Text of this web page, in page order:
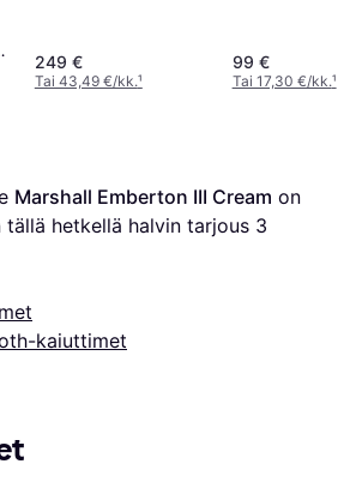
249 €
Tai 43,49 €/kk.¹
99 €
Tai 17,30 €/kk.¹
Marshall Emberton III Cream
tällä hetkellä halvin tarjous 3
kaiuttimet